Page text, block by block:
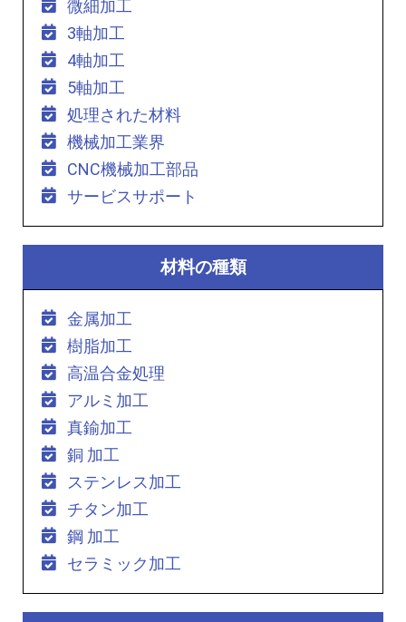
微細加工
3軸加工
4軸加工
5軸加工
処理された材料
機械加工業界
CNC機械加工部品
サービスサポート
材料の種類
金属加工
樹脂加工
高温合金処理
アルミ加工
真鍮加工
銅 加工
ステンレス加工
チタン加工
鋼 加工
セラミック加工